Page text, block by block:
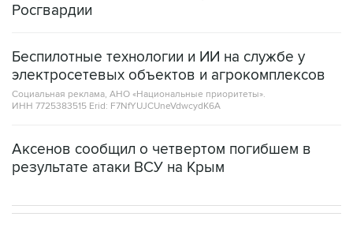
Беспилотные технологии и ИИ на службе у
Социальная реклама, АНО «Национальные приоритеты».
ИНН 7725383515 Erid: F7NfYUJCUneVdwcydK6A
Аксенов сообщил о четвертом погибшем в